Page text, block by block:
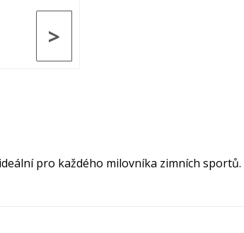
>
pro každého milovníka zimních sportů.